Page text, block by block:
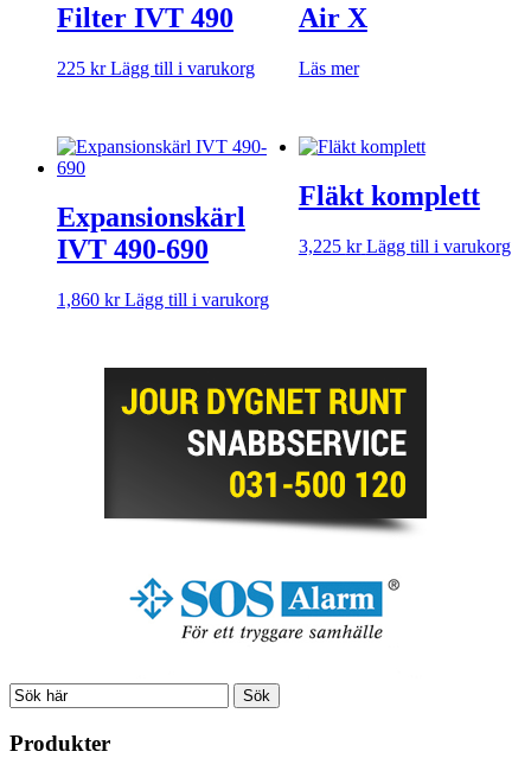
Filter IVT 490
225 kr Lägg till i varukorg
Air X
Läs mer
Expansionskärl
IVT 490-690
1,860 kr Lägg till i varukorg
Fläkt komplett
3,225 kr Lägg till i varukorg
Produkter